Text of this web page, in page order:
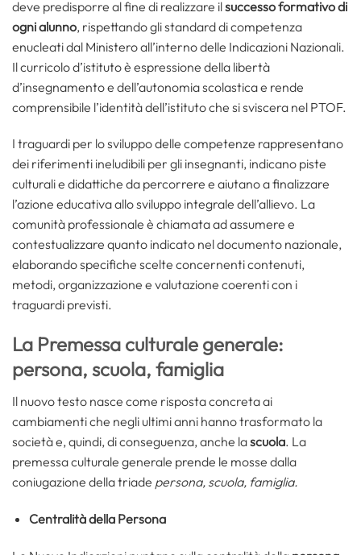
deve predisporre al fine di realizzare ilsuccesso formativo di
ogni alunno, rispettando gli standard di competenza
enucleati dal Ministero all’interno delle Indicazioni Nazionali.
Il curricolo d’istituto è espressione della libertà
d’insegnamento e dell’autonomia scolastica e rende
comprensibile l’identità dell’istituto che si sviscera nel PTOF.
I traguardi per lo sviluppo delle competenze rappresentano
dei riferimenti ineludibili per gli insegnanti, indicano piste
culturali e didattiche da percorrere e aiutano a finalizzare
l’azione educativa allo sviluppo integrale dell’allievo. La
comunità professionale è chiamata ad assumere e
contestualizzare quanto indicato nel documento nazionale,
elaborando specifiche scelte concernenti contenuti,
metodi, organizzazione e valutazione coerenti con i
traguardi previsti.
La Premessa culturale generale:
persona, scuola, famiglia
Il nuovo testo nasce come risposta concreta ai
cambiamenti che negli ultimi anni hanno trasformato la
società e, quindi, di conseguenza, anche lascuola. La
premessa culturale generale prende le mosse dalla
coniugazione della triade persona, scuola, famiglia.
Centralità della Persona